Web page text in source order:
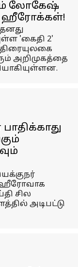
லோகேஷ்
ஹீரோக்கள்!
'கைதி 2'
திரையுலகை
அறிமுகத்தை
ஹீரோவாக
சில
அடிபட்டு